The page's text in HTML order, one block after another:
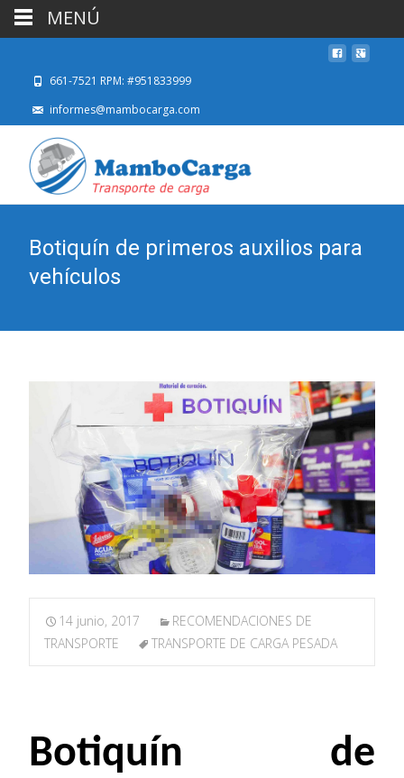
661-7521 RPM: #951833999
informes@mambocarga.com
Botiquín de primeros auxilios para
vehículos
14 junio, 2017
RECOMENDACIONES DE
TRANSPORTE
TRANSPORTE DE CARGA PESADA
Botiquín de
MENÚ